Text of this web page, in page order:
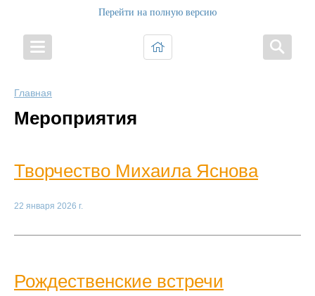
Перейти на полную версию
Главная
Мероприятия
Творчество Михаила Яснова
22 января 2026 г.
Рождественские встречи